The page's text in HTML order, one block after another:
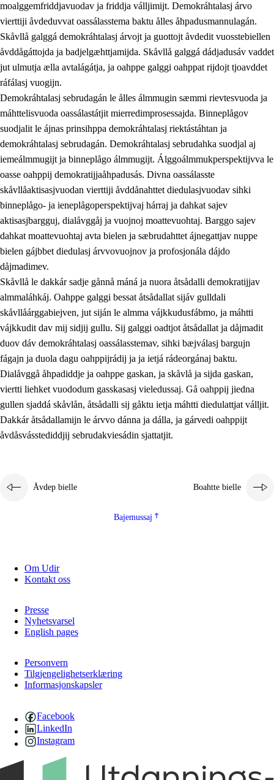
1. Åhpadusá árvvovuodo
1.1 Almasjárvvo
1.2 Identitiehtta ja kultuvralasj moattevuohta
1.3 Lájttális ájádallam ja estetihkalasj diedulasjvuohta
1.4 Dahkamávvo, berustibme ja diehtemvájnogisvuohta
1.5 Vieledus luonnduj ja birásdiedulasjvuohta
Demokratijja ja oassálasstem
moalggemfriddjavuodav ja friddja válljimijt. Demokráhtalasj árvo
vierttiji åvdeduvvat oassálasstema baktu ålles åhpadusmannulagán.
Skåvllå galggá demokráhtalasj árvojt ja guottojt åvdedit vuosstebiellen
åvddågáttojda ja badjelgæhttjamijda. Skåvllå galggá dádjadusáv vaddet
jut ulmutja ælla avtalágátja, ja oahppe galggi oahppat rijdojt tjoavddet
ráfálasj vuogijn.
Demokráhtalasj sebrudagán le ålles álmmugin sæmmi rievtesvuoda ja
máhttelisvuoda oassálastátjit mierredimprosessajda. Binneplågov
suodjalit le ájnas prinsihppa demokráhtalasj riektástáhtan ja
demokráhtalasj sebrudagán. Demokráhtalasj sebrudahka suodjal aj
iemeálmmugijt ja binneplågo álmmugijt. Álggoálmmukperspektijvva le
oasse oahppij demokratijjaåhpadusás. Divna oassálasste
skåvllåaktisasjvuodan vierttiji åvddånahttet diedulasjvuodav sihki
binneplågo- ja ieneplågoperspektijvaj hárraj ja dahkat sajev
aktisasjbargguj, dialåvggåj ja vuojnoj moattevuohtaj. Barggo sajev
dahkat moattevuohtaj avta bielen ja sæbrudahttet ájnegattjav nuppe
bielen gájbbet diedulasj árvvovuojnov ja profosjonála dájdo
dåjmadimev.
Skåvllå le dakkár sadje gånnå máná ja nuora åtsådalli demokratijjav
almmaláhkáj. Oahppe galggi bessat åtsådallat sijáv gulldali
skåvllåárggabiejven, jut siján le almma vájkkudusfábmo, ja máhtti
vájkkudit dav mij sidjij gullu. Sij galggi oadtjot åtsådallat ja dåjmadit
duov dáv demokráhtalasj oassálasstemav, sihki bæjválasj bargujn
fágajn ja duola dagu oahppijrádij ja ja ietjá rádeorgánaj baktu.
Dialåvggå åhpadiddje ja oahppe gaskan, ja skåvlå ja sijda gaskan,
viertti liehket vuododum gasskasasj vieledussaj. Gå oahppij jiedna
gullen sjaddá skåvlån, åtsådalli sij gåktu ietja máhtti diedulattjat válljit.
Dakkár åtsådallamijn le árvvo dánna ja dálla, ja gárvedi oahppijt
åvdåsvásstediddjij sebrudakviesádin sjattatjit.
Åvdep bielle Boahtte bielle
Bajemussaj
Om Udir
Kontakt oss
Presse
Nyhetsvarsel
English pages
Personvern
Tilgjengelighetserklæring
Informasjonskapsler
Facebook
LinkedIn
Instagram